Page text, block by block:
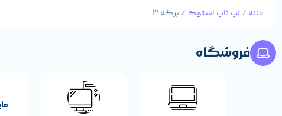
خانه / لپ تاپ استوک / برگه 3
فروشگاه